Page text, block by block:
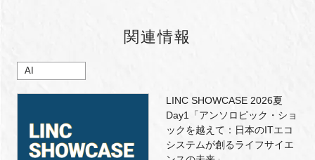
関連情報
AI
LINC SHOWCASE 2026夏
Day1「アンソロピック・ショ
ックを越えて：日本のITエコ
システムが創るライフサイエ